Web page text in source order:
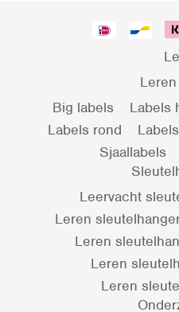
Big labels
Labels
Labels rond
Sjaallabels
Leervacht
Leren
Leren
Leren
Leren